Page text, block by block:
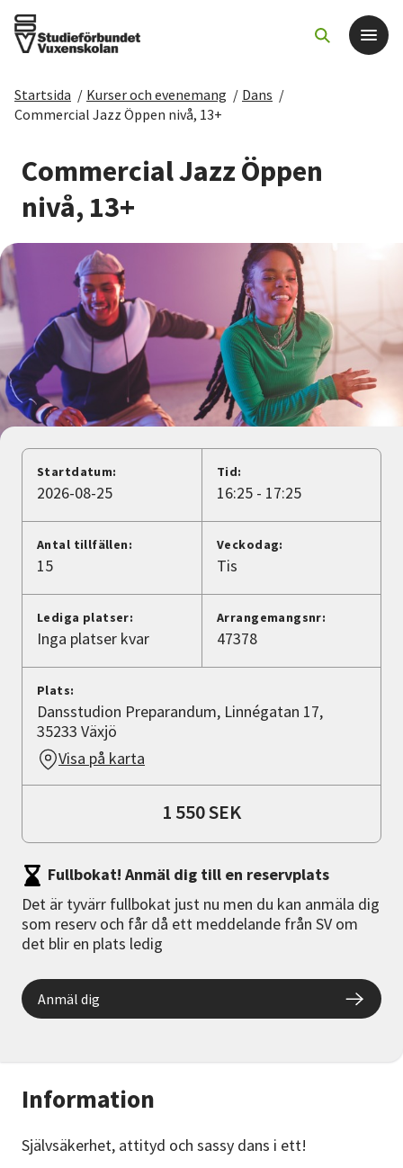
Det här gör vi
För dig som
Sök kurser och evenemang
Om SV
Starta studiecirkel
Cirkelledare
Nyheter
Avdelningar
Lyssna
Startsida / Kurser och evenemang / Dans /
Commercial Jazz Öppen nivå, 13+
Commercial Jazz Öppen
nivå, 13+
Information
Självsäkerhet, attityd och sassy dans i ett!
Startdatum:
2026-08-25
Tid:
16:25 - 17:25
Antal tillfällen:
15
Veckodag:
Tis
Lediga platser:
Inga platser kvar
Arrangemangsnr:
47378
Plats:
Dansstudion Preparandum, Linnégatan 17,
35233 Växjö
Visa på karta
1 550 SEK
Fullbokat! Anmäl dig till en reservplats
Det är tyvärr fullbokat just nu men du kan anmäla dig
som reserv och får då ett meddelande från SV om
det blir en plats ledig
Anmäl dig